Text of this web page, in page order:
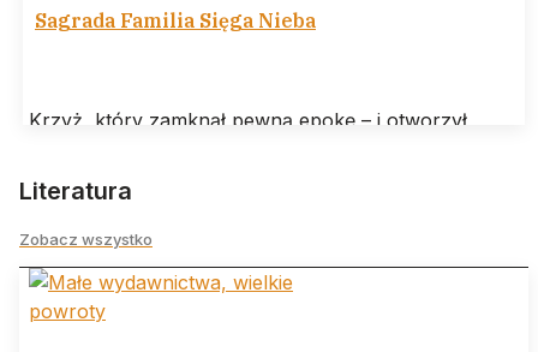
Sagrada Familia Sięga Nieba
Krzyż, który zamknął pewną epokę – i otworzył
nazwać architektonicznym „amen” po
Literatura
Zobacz wszystko